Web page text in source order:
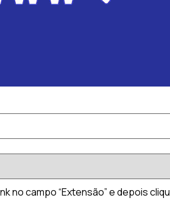
no campo “Extensão” e depois